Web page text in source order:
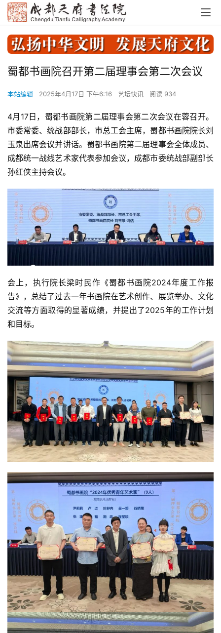
蜀都书画院召开第二届理事会第二次会议
本站编辑 2025年4月17日 下午6:16 艺坛快讯 阅读 934
4月17日，蜀都书画院第二届理事会第二次会议在蓉召开。
市委常委、统战部部长，市总工会主席，蜀都书画院院长刘
玉泉出席会议并讲话。蜀都书画院第二届理事会全体成员、
成都统一战线艺术家代表参加会议，成都市委统战部副部长
孙红侠主持会议。
会上，执行院长梁时民作《蜀都书画院2024年度工作报
告》，总结了过去一年书画院在艺术创作、展览举办、文化
交流等方面取得的显著成绩，并提出了2025年的工作计划
和目标。